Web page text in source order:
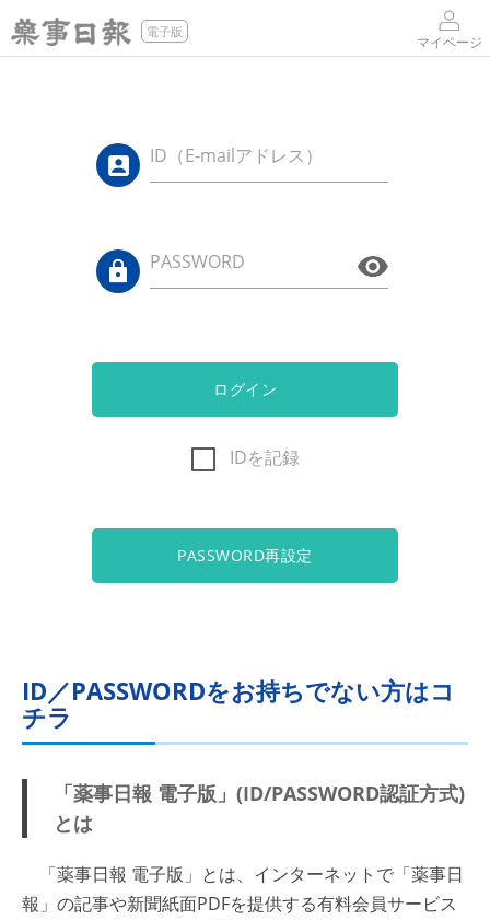
電子版
マイページ
ID（E-mailアドレス）
PASSWORD
ログイン
IDを記録
PASSWORD再設定
ID／PASSWORDをお持ちでない方はコ
チラ
「薬事日報 電子版」(ID/PASSWORD認証方式)
とは
「薬事日報 電子版」とは、インターネットで「薬事日
報」の記事や新聞紙面PDFを提供する有料会員サービス